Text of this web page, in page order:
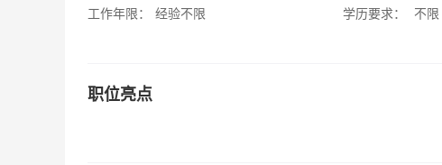
工作年限：
经验不限
学历要求：
不限
职位亮点